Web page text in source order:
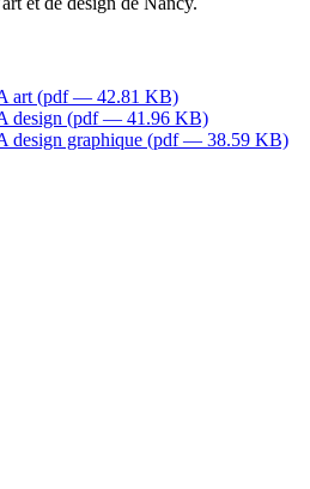
art (pdf— 42.81 KB)
design (pdf— 41.96 KB)
design graphique (pdf— 38.59 KB)